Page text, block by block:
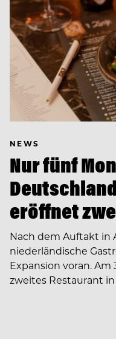
NEWS
Nur fünf
eröffnet
Nach dem Auftakt in
niederländische
Expansion voran. Am
zweites Restaurant